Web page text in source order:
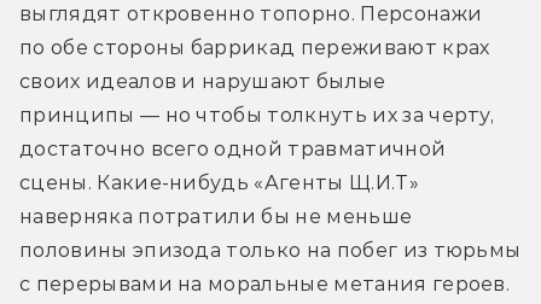
выглядят откровенно топорно. Персонажи
по обе стороны баррикад переживают крах
своих идеалов и нарушают былые
принципы — но чтобы толкнуть их за черту,
достаточно всего одной травматичной
сцены. Какие-нибудь «Агенты Щ.И.Т»
наверняка потратили бы не меньше
половины эпизода только на побег из тюрьмы
с перерывами на моральные метания героев.